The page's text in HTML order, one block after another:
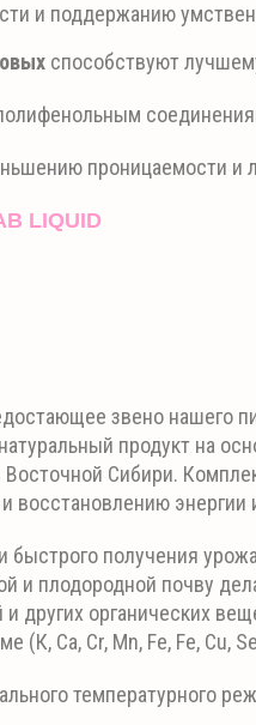
и поддержанию
способствуют
проницаемости и
LIQUID
звено нашего
продукт на
Сибири.
восстановлению энергии
быстрого получения
и плодородной почву
и других органических
(К, Ca, Cr, Mn, Fe, Fe,
температурного